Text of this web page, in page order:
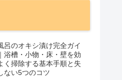
呂のオキシ漬け完全ガイ
浴槽・小物・床・壁を効
く掃除する基本手順と失
ない5つのコツ